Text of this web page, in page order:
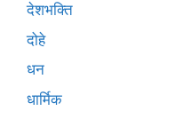
देशभक्ति
दोहे
धन
धार्मिक